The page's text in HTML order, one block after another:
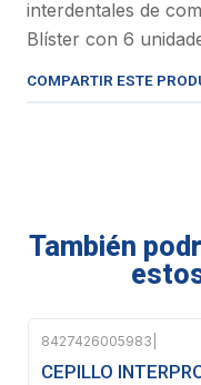
interdentales de
Blíster con 6
COMPARTIR ESTE
También
8427426005983
CEPILLO